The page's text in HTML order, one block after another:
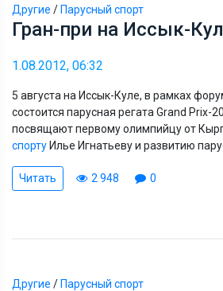
Другие / Парусный спорт
Гран-при на Иссык-
1.08.2012, 06:32
5 августа на Иссык-Куле, в рамках
состоится парусная регата Grand Prix-
посвящают первому олимпийцу от
спорту Илье Игнатьеву и развитию
Читать 2 948 0
Другие / Парусный спорт